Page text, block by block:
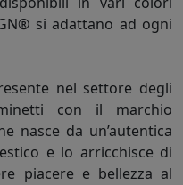
si adattano ad ogni
nel settore degli
con il marchio
nasce da un’autentica
e lo arricchisce di
piacere e bellezza al